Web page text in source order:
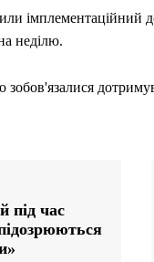
імплементаційний
неділю.
під час